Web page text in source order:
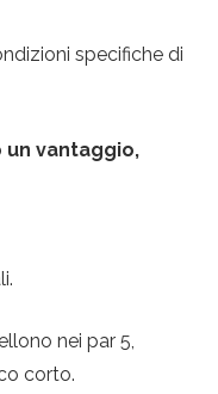
specifiche di
un vantaggio,
nei par 5,
corto.